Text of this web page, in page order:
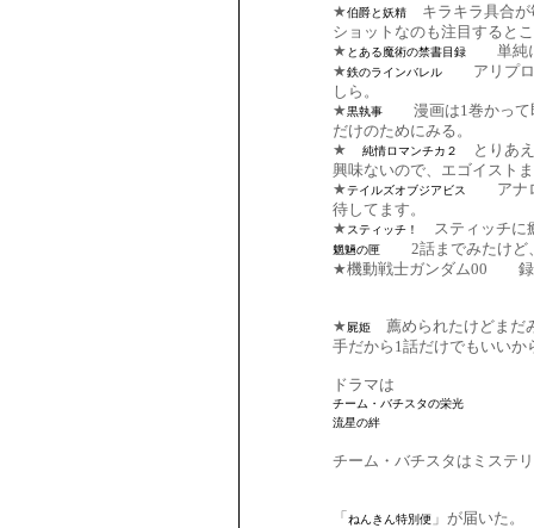
★伯爵と妖精
キラキラ具合が
ショットなのも注目すると
★ とある魔術の禁書目録
単純に
★鉄のラインバレル
アリプロ
しら。
★黒執事
漫画は1巻かって
だけのためにみる。
★
純情ロマンチカ２
とりあえ
興味ないので、エゴイスト
★テイルズオブジアビス
アナロ
待してます。
★スティッチ！ スティッチに
魍魎の匣
2話までみたけど
★機動戦士ガンダム00
録
★屍姫
薦められたけどまだ
手だから1話だけでもいい
ドラマは
チーム・バチスタの栄光
流星の絆
チーム・バチスタはミステ
「 ねんきん特別便 」が届いた。